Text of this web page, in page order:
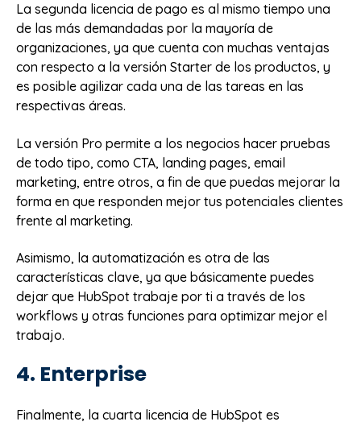
La segunda licencia de pago es al mismo tiempo una
de las más demandadas por la mayoría de
organizaciones, ya que cuenta con muchas ventajas
con respecto a la versión Starter de los productos, y
es posible agilizar cada una de las tareas en las
respectivas áreas.
La versión Pro permite a los negocios hacer pruebas
de todo tipo, como CTA, landing pages, email
marketing, entre otros, a fin de que puedas mejorar la
forma en que responden mejor tus potenciales clientes
frente al marketing.
Asimismo, la automatización es otra de las
características clave, ya que básicamente puedes
dejar que HubSpot trabaje por ti a través de los
workflows y otras funciones para optimizar mejor el
trabajo.
4. Enterprise
Finalmente, la cuarta licencia de HubSpot es